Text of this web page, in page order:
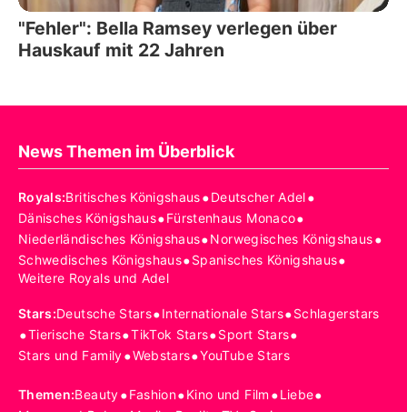
"Fehler": Bella Ramsey verlegen über
Hauskauf mit 22 Jahren
News Themen im Überblick
Royals:Britisches Königshaus•Deutscher Adel•
Dänisches Königshaus•Fürstenhaus Monaco•
Niederländisches Königshaus•Norwegisches Königshaus•
Schwedisches Königshaus•Spanisches Königshaus•
Weitere Royals und Adel
Stars:Deutsche Stars•Internationale Stars•Schlagerstars
•Tierische Stars•TikTok Stars•Sport Stars•
Stars und Family•Webstars•YouTube Stars
Themen:Beauty•Fashion•Kino und Film •Liebe•